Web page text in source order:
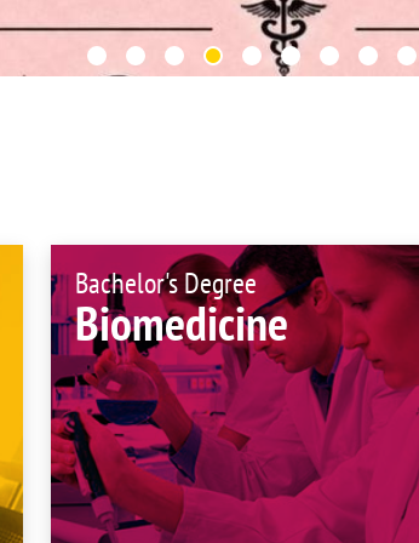
committees
Bachelor's Degree
Biomedicine